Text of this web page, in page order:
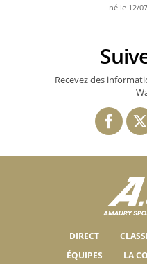
né le 12/
Recevez des
DIRECT
ÉQUIPES
LA